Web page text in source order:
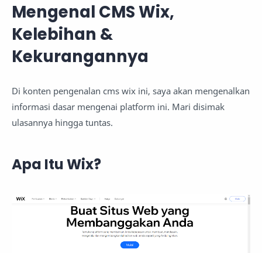
Mengenal CMS Wix,
Kelebihan &
Kekurangannya
Di konten pengenalan cms wix ini, saya akan mengenalkan
informasi dasar mengenai platform ini. Mari disimak
ulasannya hingga tuntas.
Apa Itu Wix?